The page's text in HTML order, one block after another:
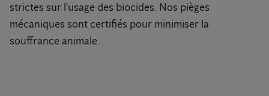
strictes sur l'usage des biocides. Nos pièges
mécaniques sont certifiés pour minimiser la
souffrance animale.